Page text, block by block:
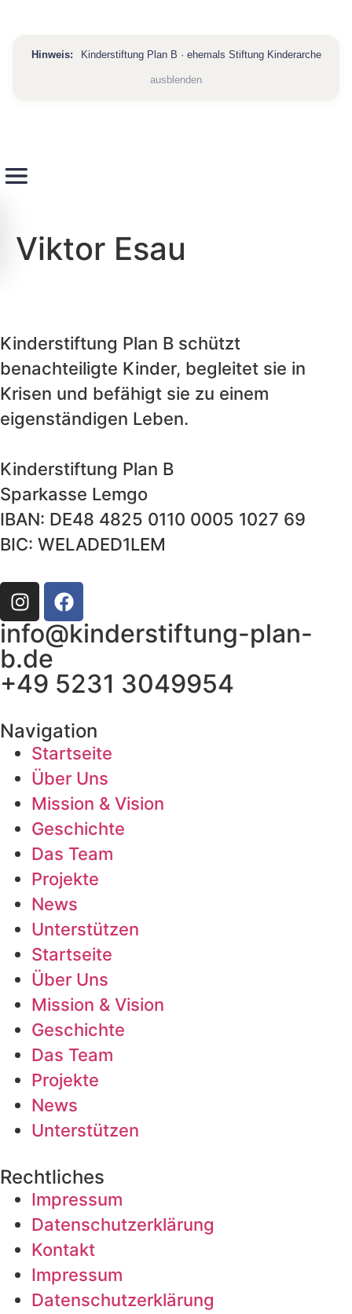
Hinweis: Kinderstiftung Plan B · ehemals Stiftung Kinderarche
ausblenden
Viktor Esau
Kinderstiftung Plan B schützt
benachteiligte Kinder, begleitet sie in
Krisen und befähigt sie zu einem
eigenständigen Leben.
Kinderstiftung Plan B
Sparkasse Lemgo
IBAN: DE48 4825 0110 0005 1027 69
BIC: WELADED1LEM
info@kinderstiftung-plan-
b.de
+49 5231 3049954
Navigation
Startseite
Über Uns
Mission & Vision
Geschichte
Das Team
Projekte
News
Unterstützen
Startseite
Über Uns
Mission & Vision
Geschichte
Das Team
Projekte
News
Unterstützen
Rechtliches
Impressum
Datenschutzerklärung
Kontakt
Impressum
Datenschutzerklärung